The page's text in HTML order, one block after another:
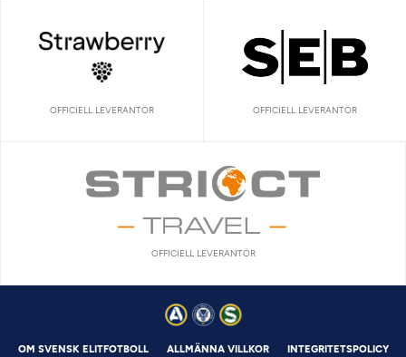
OFFICIELL LEVERANTÖR OFFICIELL LEVERANTÖR
OFFICIELL LEVERANTÖR
OM SVENSK ELITFOTBOLL ALLMÄNNA VILLKOR INTEGRITETSPOLICY